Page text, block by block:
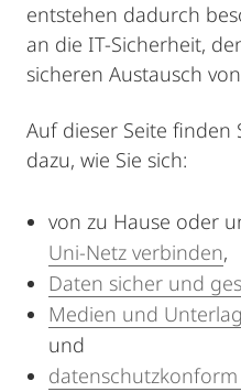
entstehen dadurch
an die IT-Sicherheit,
sicheren Austausch
Auf dieser Seite finden
dazu, wie Sie sich:
von zu Hause oder
Uni-Netz verbinden,
Daten sicher und
Medien und
und